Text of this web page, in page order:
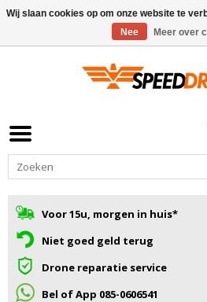
Voor 15u, morgen in huis*
Niet goed geld terug
Drone reparatie service
Bel of App 085-0606541
Wij slaan cookies op om onze website te
Nee
Meer over